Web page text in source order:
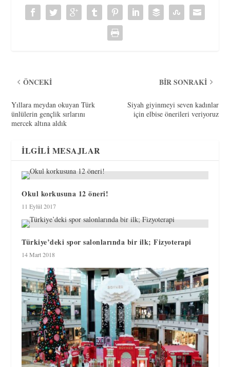
ÖNCEKI
Yıllara meydan okuyan Türk
ünlülerin gençlik sırlarını
mercek altına aldık
BIR SONRAKI
Siyah giyinmeyi seven kadınlar
için elbise önerileri veriyoruz
İLGILI MESAJLAR
Okul korkusuna 12 öneri!
11 Eylül 2017
Türkiye’deki spor salonlarında bir ilk; Fizyoterapi
14 Mart 2018